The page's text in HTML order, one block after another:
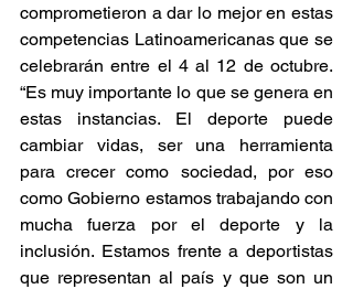
comprometieron a dar lo mejor en estas
competencias Latinoamericanas que se
celebrarán entre el 4 al 12 de octubre.
“Es muy importante lo que se genera en
estas instancias. El deporte puede
cambiar vidas, ser una herramienta
para crecer como sociedad, por eso
como Gobierno estamos trabajando con
mucha fuerza por el deporte y la
inclusión. Estamos frente a deportistas
que representan al país y que son un